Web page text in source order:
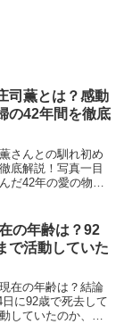
司薫とは？感動
の42年間を徹底
さんとの馴れ初め
底解説！写真一目
だ42年の愛の物
の年齢は？92
で活動していた
在の年齢は？結論
に92歳で死去して
していたのか、今